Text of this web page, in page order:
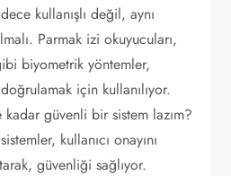
kullanışlı değil, aynı
Parmak izi okuyucuları,
biyometrik yöntemler,
için kullanılıyor.
güvenli bir sistem lazım?
kullanıcı onayını
güvenliği sağlıyor.